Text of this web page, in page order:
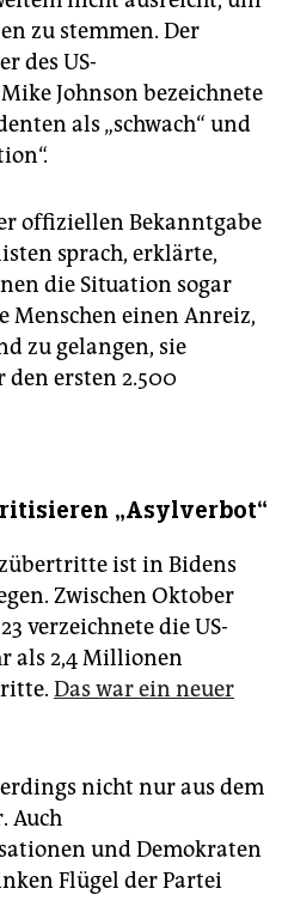
zu stemmen. Der
des US-
Johnson bezeichnete
als „schwach“ und
offiziellen Bekanntgabe
sprach, erklärte,
die Situation sogar
Menschen einen Anreiz,
zu gelangen, sie
ersten 2.500
„Asylverbot“
ist in Bidens
Zwischen Oktober
verzeichnete die US-
als 2,4 Millionen
Das war ein neuer
nicht nur aus dem
Auch
und Demokraten
Flügel der Partei